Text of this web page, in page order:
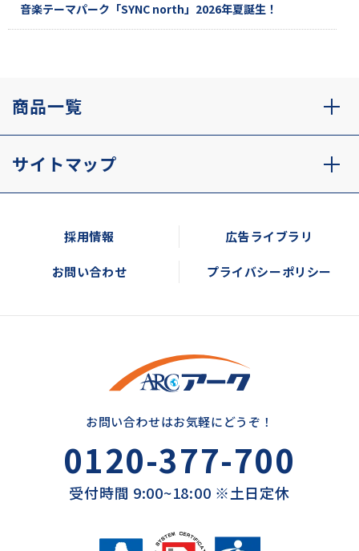
音楽テーマパーク「SYNC north」2026年夏誕生！
商品一覧
サイトマップ
採用情報 広告ライブラリ
お問い合わせ プライバシーポリシー
お問い合わせはお気軽にどうぞ！
0120-377-700
受付時間 9:00~18:00 ※土日定休